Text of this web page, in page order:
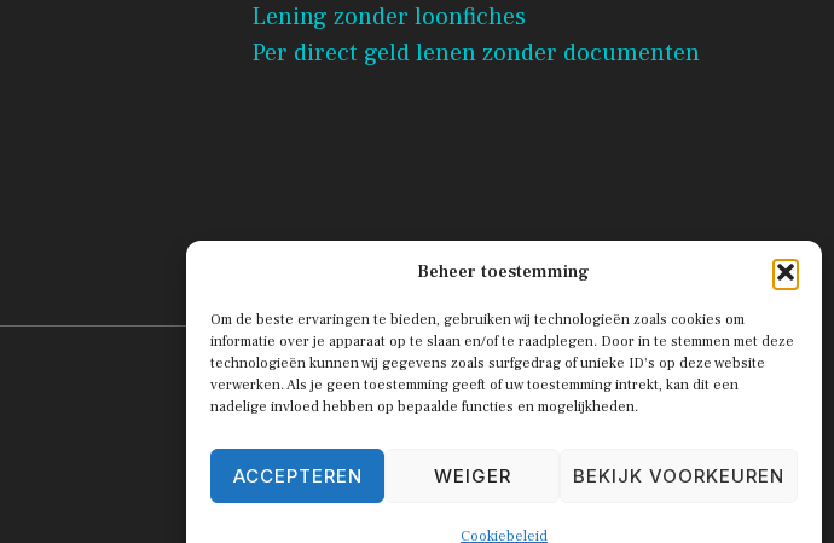
Beheer toestemming
Om de beste ervaringen te bieden, gebruiken wij technologieën zoals cookies om
informatie over je apparaat op te slaan en/of te raadplegen. Door in te stemmen met deze
technologieën kunnen wij gegevens zoals surfgedrag of unieke ID's op deze website
verwerken. Als je geen toestemming geeft of uw toestemming intrekt, kan dit een
nadelige invloed hebben op bepaalde functies en mogelijkheden.
ACCEPTEREN WEIGER BEKIJK VOORKEUREN
Cookiebeleid
Lening zonder loonfiches
Per direct geld lenen zonder documenten
Privacy Policy Terms of Service